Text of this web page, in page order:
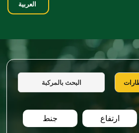
العربية
البحث بالمركبة
ارتفاع جنط